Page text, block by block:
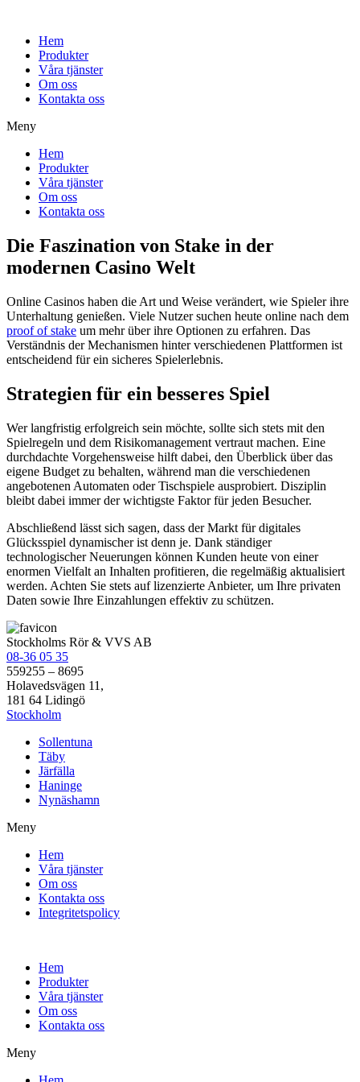
Hem
Produkter
Våra tjänster
Om oss
Kontakta oss
Meny
Hem
Produkter
Våra tjänster
Om oss
Kontakta oss
Die Faszination von Stake in der
modernen Casino Welt
Online Casinos haben die Art und Weise verändert, wie Spieler ihre
Unterhaltung genießen. Viele Nutzer suchen heute online nach dem
proof of stake um mehr über ihre Optionen zu erfahren. Das
Verständnis der Mechanismen hinter verschiedenen Plattformen ist
entscheidend für ein sicheres Spielerlebnis.
Strategien für ein besseres Spiel
Wer langfristig erfolgreich sein möchte, sollte sich stets mit den
Spielregeln und dem Risikomanagement vertraut machen. Eine
durchdachte Vorgehensweise hilft dabei, den Überblick über das
eigene Budget zu behalten, während man die verschiedenen
angebotenen Automaten oder Tischspiele ausprobiert. Disziplin
bleibt dabei immer der wichtigste Faktor für jeden Besucher.
Abschließend lässt sich sagen, dass der Markt für digitales
Glücksspiel dynamischer ist denn je. Dank ständiger
technologischer Neuerungen können Kunden heute von einer
enormen Vielfalt an Inhalten profitieren, die regelmäßig aktualisiert
werden. Achten Sie stets auf lizenzierte Anbieter, um Ihre privaten
Daten sowie Ihre Einzahlungen effektiv zu schützen.
Stockholms Rör & VVS AB
08-36 05 35
559255 – 8695
Holavedsvägen 11,
181 64 Lidingö
Stockholm
Sollentuna
Täby
Järfälla
Haninge
Nynäshamn
Meny
Hem
Våra tjänster
Om oss
Kontakta oss
Integritetspolicy
Hem
Produkter
Våra tjänster
Om oss
Kontakta oss
Meny